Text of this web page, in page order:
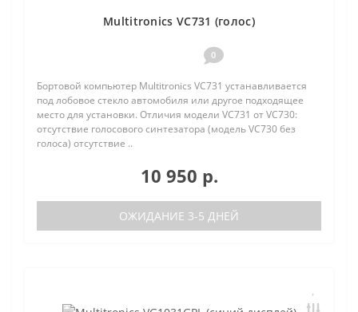
Multitronics VC731 (голос)
0
Бортовой компьютер Multitronics VC731 устанавливается
под лобовое стекло автомобиля или другое подходящее
место для установки. Отличия модели VC731 от VC730:
отсутствие голосового синтезатора (модель VC730 без
голоса) отсутствие ..
10 950 р.
ОЖИДАНИЕ 3-5 ДНЕЙ